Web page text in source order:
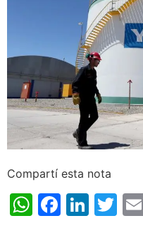
Compartí esta nota
WhatsApp